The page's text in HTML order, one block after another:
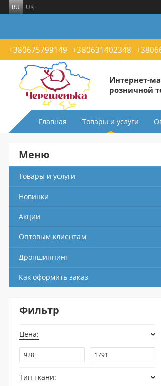
RU UK
+380675799149 +380631402348
Интернет-
розничной
Главная Товары и услуги
Меню
Товары и услуги
Новинки
Акции
Оптовым клиентам
Дропшиппинг
Как оформить заказ
Фильтр
Цена:
Тип ткани: